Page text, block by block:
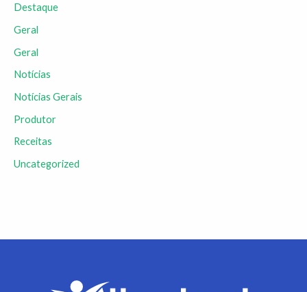
Destaque
Geral
Geral
Notícias
Notícias Gerais
Produtor
Receitas
Uncategorized